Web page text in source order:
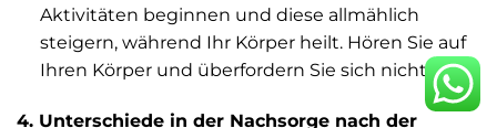
Aktivitäten beginnen und diese allmählich
steigern, während Ihr Körper heilt. Hören Sie auf
Ihren Körper und überfordern Sie sich nicht.
4. Unterschiede in der Nachsorge nach der